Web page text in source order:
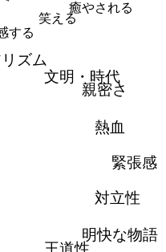
癒やされる
笑える
する
ズム
文明・時代
親密さ
熱血
緊張感
対立性
明快な物語
王道性